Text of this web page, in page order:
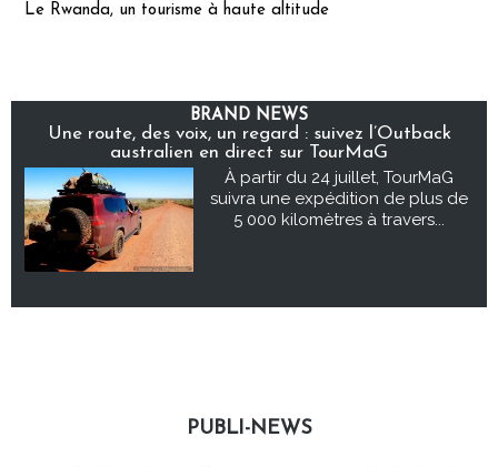
Le Rwanda, un tourisme à haute altitude
BRAND NEWS
Une route, des voix, un regard : suivez l’Outback
australien en direct sur TourMaG
À partir du 24 juillet, TourMaG
suivra une expédition de plus de
5 000 kilomètres à travers...
PUBLI-NEWS